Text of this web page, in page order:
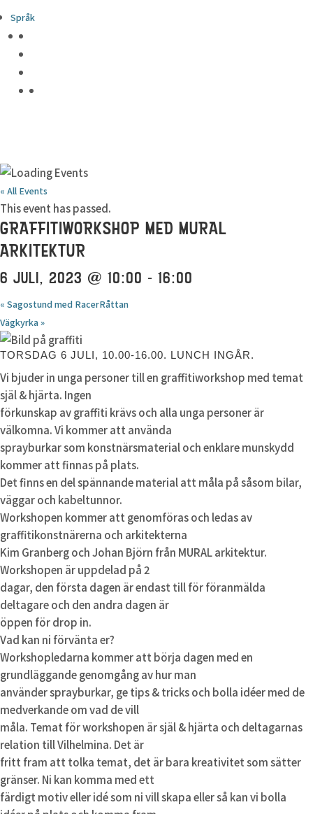
Språk
« All Events
This event has passed.
GRAFFITIWORKSHOP MED MURAL
ARKITEKTUR
6 JULI, 2023 @ 10:00 - 16:00
« Sagostund med RacerRåttan
Vägkyrka»
TORSDAG 6 JULI, 10.00-16.00. LUNCH INGÅR.
Vi bjuder in unga personer till en graffitiworkshop med temat
själ & hjärta. Ingen
förkunskap av graffiti krävs och alla unga personer är
välkomna. Vi kommer att använda
sprayburkar som konstnärsmaterial och enklare munskydd
kommer att finnas på plats.
Det finns en del spännande material att måla på såsom bilar,
väggar och kabeltunnor.
Workshopen kommer att genomföras och ledas av
graffitikonstnärerna och arkitekterna
Kim Granberg och Johan Björn från MURAL arkitektur.
Workshopen är uppdelad på 2
dagar, den första dagen är endast till för föranmälda
deltagare och den andra dagen är
öppen för drop in.
Vad kan ni förvänta er?
Workshopledarna kommer att börja dagen med en
grundläggande genomgång av hur man
använder sprayburkar, ge tips & tricks och bolla idéer med de
medverkande om vad de vill
måla. Temat för workshopen är själ & hjärta och deltagarnas
relation till Vilhelmina. Det är
fritt fram att tolka temat, det är bara kreativitet som sätter
gränser. Ni kan komma med ett
färdigt motiv eller idé som ni vill skapa eller så kan vi bolla